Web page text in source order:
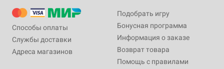
Способы оплаты
Службы доставки
Адреса магазинов
Подобрать игру
Бонусная программа
Информация о заказе
Возврат товара
Помощь с правилами